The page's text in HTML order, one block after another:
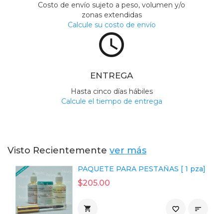
Costo de envío sujeto a peso, volumen y/o
zonas extendidas
Calcule su costo de envío
access_time
ENTREGA
Hasta cinco días hábiles
Calcule el tiempo de entrega
Visto Recientemente ver más
PAQUETE PARA PESTAÑAS [ 1 pza]
$205.00
 
favorite_border